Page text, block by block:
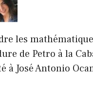
les
de Petro à la
à José Antonio